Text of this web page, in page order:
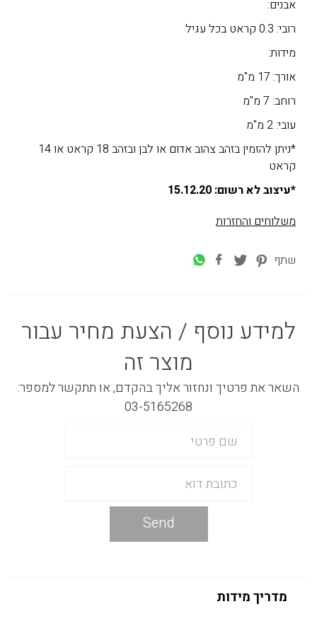
אבנים:
רובי: 0.3 קראט בכל עגיל
מידות:
אורך: 17 מ"מ
רוחב: 7 מ"מ
עובי: 2 מ"מ
*ניתן להזמין בזהב צהוב אדום או לבן ובזהב 18 קראט או 14
קראט
*עיצוב לא רשום: 15.12.20
משלוחים והחזרות
שתף
למידע נוסף / הצעת מחיר עבור
מוצר זה
השאר את פרטיך ונחזור אליך בהקדם, או תתקשר למספר:
03-5165268
Send
מדריך מידות